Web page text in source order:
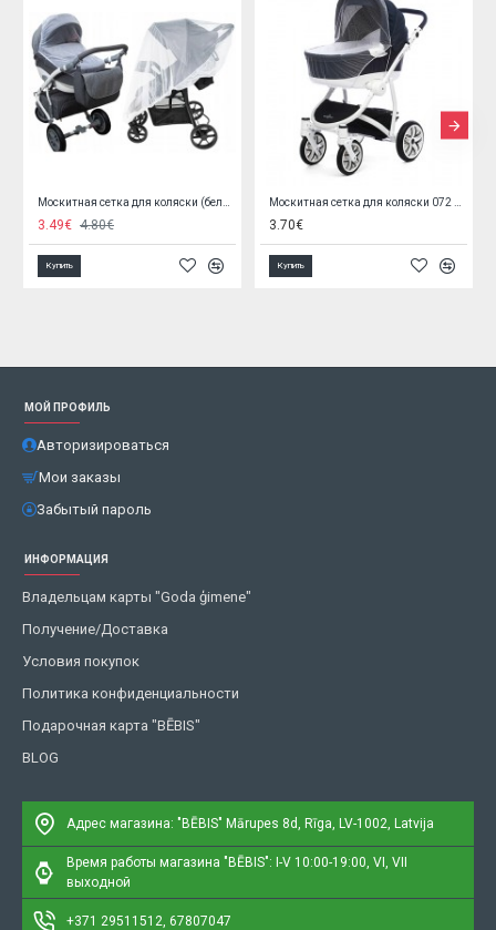
Mоскитная сетка для коляски 072 WHITE Mоскитная сетка для коляски 072/01 BLACK
МОЙ ПРОФИЛЬ
Авторизироваться
Мои заказы
Забытый пароль
ИНФОРМАЦИЯ
Владельцам карты "Goda ģimene"
Получение/Доставка
Условия покупок
Политика конфиденциальности
Подарочная карта "BĒBIS"
BLOG
Адрес магазина: "BĒBIS" Mārupes 8d, Rīga, LV-1002, Latvija
Время работы магазина "BĒBIS": I-V 10:00-19:00, VI, VII
выходной
+371 29511512, 67807047